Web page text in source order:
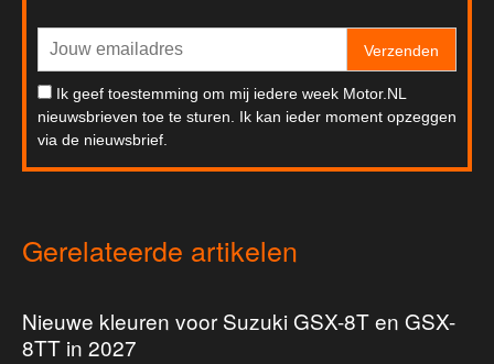
Verzenden
Ik geef toestemming om mij iedere week Motor.NL
nieuwsbrieven toe te sturen. Ik kan ieder moment opzeggen
via de nieuwsbrief.
Gerelateerde artikelen
Nieuwe kleuren voor Suzuki GSX-8T en GSX-
8TT in 2027